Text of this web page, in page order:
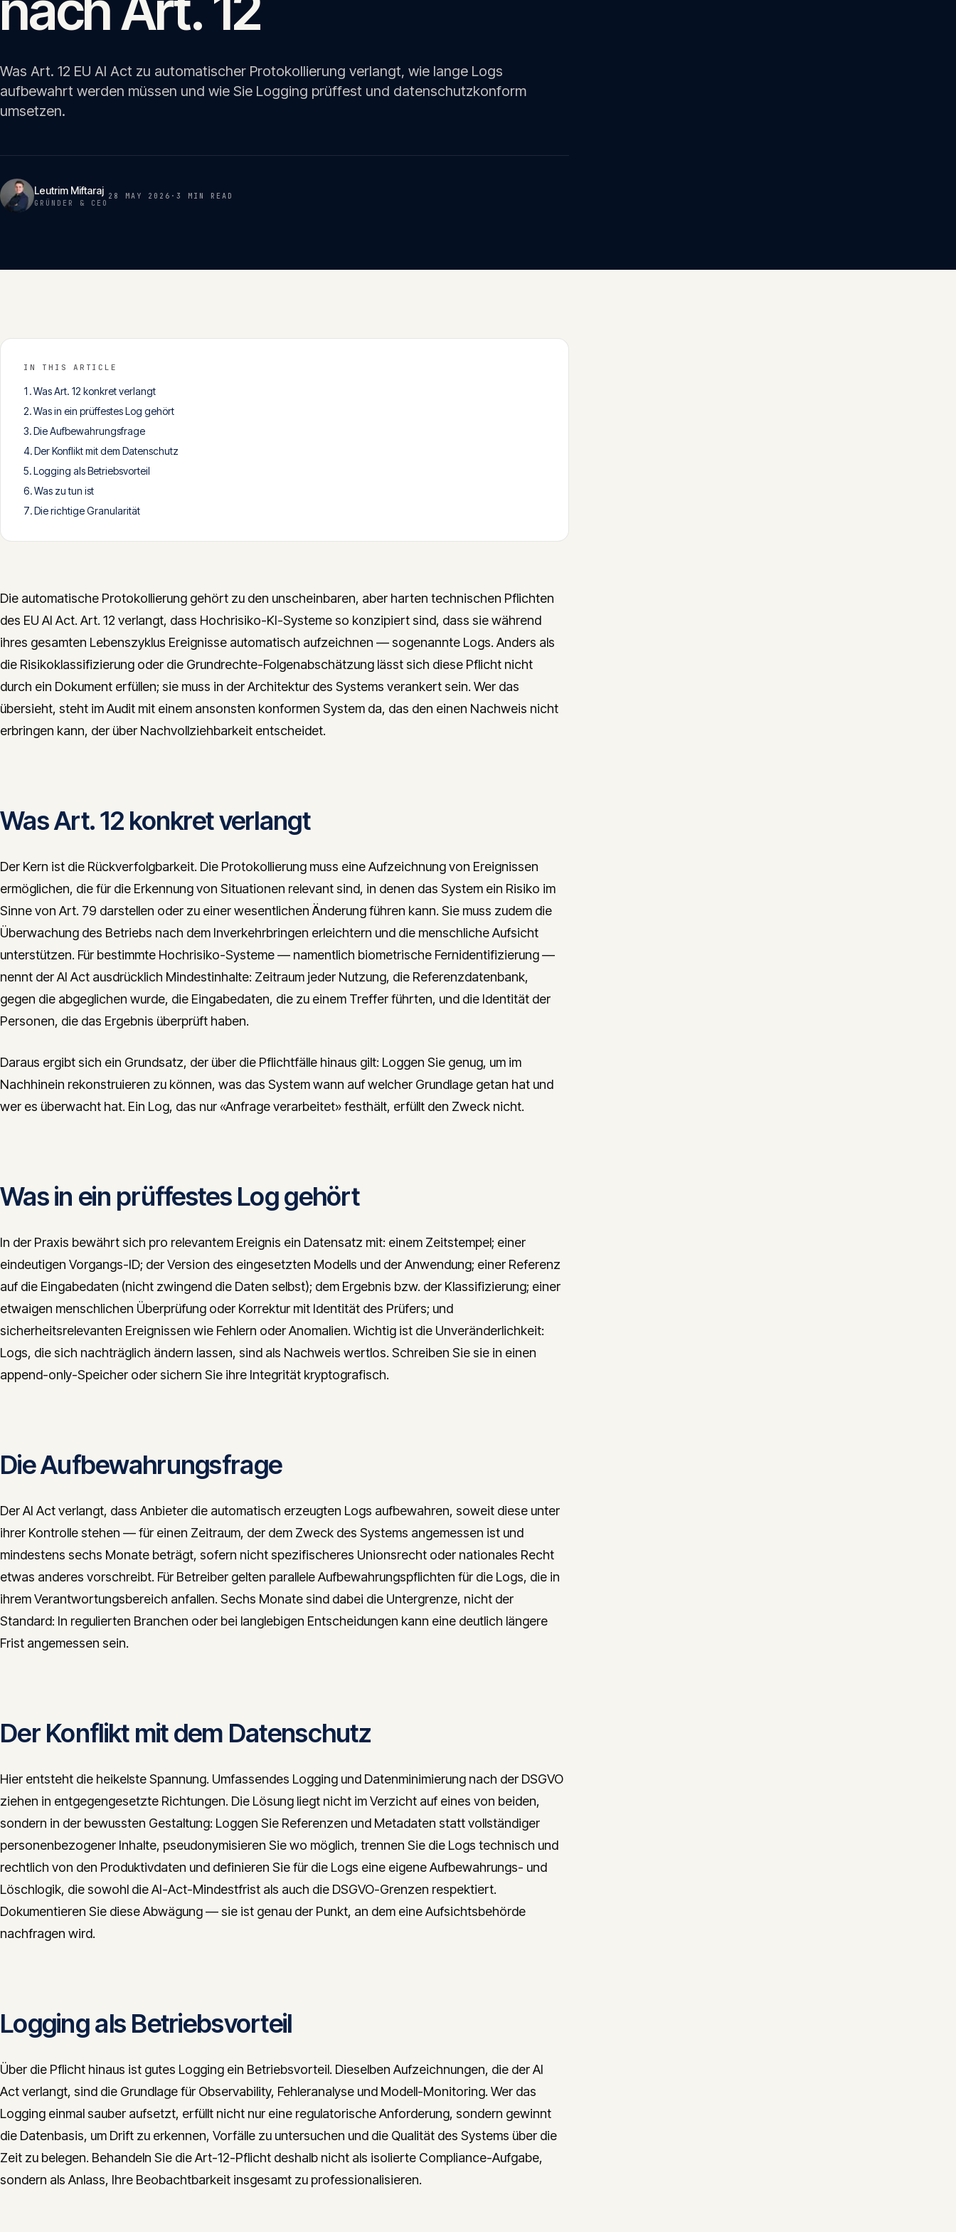
Was Art. 12 EU AI Act zu automatischer Protokollierung verlangt, wie lange Logs
aufbewahrt werden müssen und wie Sie Logging prüffest und datenschutzkonform
umsetzen.
Leutrim Miftaraj
GRÜNDER & CEO
28 MAY 2026 · 3 MIN READ
IN THIS ARTICLE
Was Art. 12 konkret verlangt
Was in ein prüffestes Log gehört
Die Aufbewahrungsfrage
Der Konflikt mit dem Datenschutz
Logging als Betriebsvorteil
Was zu tun ist
Die richtige Granularität
Die automatische Protokollierung gehört zu den unscheinbaren, aber harten technischen Pflichten
des EU AI Act. Art. 12 verlangt, dass Hochrisiko-KI-Systeme so konzipiert sind, dass sie während
ihres gesamten Lebenszyklus Ereignisse automatisch aufzeichnen — sogenannte Logs. Anders als
die Risikoklassifizierung oder die Grundrechte-Folgenabschätzung lässt sich diese Pflicht nicht
durch ein Dokument erfüllen; sie muss in der Architektur des Systems verankert sein. Wer das
übersieht, steht im Audit mit einem ansonsten konformen System da, das den einen Nachweis nicht
erbringen kann, der über Nachvollziehbarkeit entscheidet.
Was Art. 12 konkret verlangt
Der Kern ist die Rückverfolgbarkeit. Die Protokollierung muss eine Aufzeichnung von Ereignissen
ermöglichen, die für die Erkennung von Situationen relevant sind, in denen das System ein Risiko im
Sinne von Art. 79 darstellen oder zu einer wesentlichen Änderung führen kann. Sie muss zudem die
Überwachung des Betriebs nach dem Inverkehrbringen erleichtern und die menschliche Aufsicht
unterstützen. Für bestimmte Hochrisiko-Systeme — namentlich biometrische Fernidentifizierung —
nennt der AI Act ausdrücklich Mindestinhalte: Zeitraum jeder Nutzung, die Referenzdatenbank,
gegen die abgeglichen wurde, die Eingabedaten, die zu einem Treffer führten, und die Identität der
Personen, die das Ergebnis überprüft haben.
Daraus ergibt sich ein Grundsatz, der über die Pflichtfälle hinaus gilt: Loggen Sie genug, um im
Nachhinein rekonstruieren zu können, was das System wann auf welcher Grundlage getan hat und
wer es überwacht hat. Ein Log, das nur «Anfrage verarbeitet» festhält, erfüllt den Zweck nicht.
Was in ein prüffestes Log gehört
In der Praxis bewährt sich pro relevantem Ereignis ein Datensatz mit: einem Zeitstempel; einer
eindeutigen Vorgangs-ID; der Version des eingesetzten Modells und der Anwendung; einer Referenz
auf die Eingabedaten (nicht zwingend die Daten selbst); dem Ergebnis bzw. der Klassifizierung; einer
etwaigen menschlichen Überprüfung oder Korrektur mit Identität des Prüfers; und
sicherheitsrelevanten Ereignissen wie Fehlern oder Anomalien. Wichtig ist die Unveränderlichkeit:
Logs, die sich nachträglich ändern lassen, sind als Nachweis wertlos. Schreiben Sie sie in einen
append-only-Speicher oder sichern Sie ihre Integrität kryptografisch.
Die Aufbewahrungsfrage
Der AI Act verlangt, dass Anbieter die automatisch erzeugten Logs aufbewahren, soweit diese unter
ihrer Kontrolle stehen — für einen Zeitraum, der dem Zweck des Systems angemessen ist und
mindestens sechs Monate beträgt, sofern nicht spezifischeres Unionsrecht oder nationales Recht
etwas anderes vorschreibt. Für Betreiber gelten parallele Aufbewahrungspflichten für die Logs, die in
ihrem Verantwortungsbereich anfallen. Sechs Monate sind dabei die Untergrenze, nicht der
Standard: In regulierten Branchen oder bei langlebigen Entscheidungen kann eine deutlich längere
Frist angemessen sein.
Der Konflikt mit dem Datenschutz
Hier entsteht die heikelste Spannung. Umfassendes Logging und Datenminimierung nach der DSGVO
ziehen in entgegengesetzte Richtungen. Die Lösung liegt nicht im Verzicht auf eines von beiden,
sondern in der bewussten Gestaltung: Loggen Sie Referenzen und Metadaten statt vollständiger
personenbezogener Inhalte, pseudonymisieren Sie wo möglich, trennen Sie die Logs technisch und
rechtlich von den Produktivdaten und definieren Sie für die Logs eine eigene Aufbewahrungs- und
Löschlogik, die sowohl die AI-Act-Mindestfrist als auch die DSGVO-Grenzen respektiert.
Dokumentieren Sie diese Abwägung — sie ist genau der Punkt, an dem eine Aufsichtsbehörde
nachfragen wird.
Logging als Betriebsvorteil
Über die Pflicht hinaus ist gutes Logging ein Betriebsvorteil. Dieselben Aufzeichnungen, die der AI
Act verlangt, sind die Grundlage für Observability, Fehleranalyse und Modell-Monitoring. Wer das
Logging einmal sauber aufsetzt, erfüllt nicht nur eine regulatorische Anforderung, sondern gewinnt
die Datenbasis, um Drift zu erkennen, Vorfälle zu untersuchen und die Qualität des Systems über die
Zeit zu belegen. Behandeln Sie die Art-12-Pflicht deshalb nicht als isolierte Compliance-Aufgabe,
sondern als Anlass, Ihre Beobachtbarkeit insgesamt zu professionalisieren.